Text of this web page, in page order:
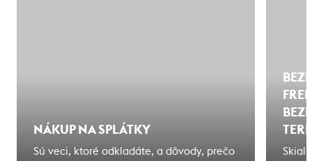
NÁKUP NA SPLÁTKY
Sú veci, ktoré odkladáte, a dôvody, prečo